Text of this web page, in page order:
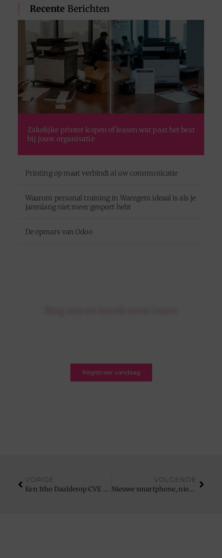
Recente Berichten
Zakelijke printer kopen of leasen wat past het best
bij jouw organisatie
Printing op maat verbindt al uw communicatie
Waarom personal training in Waregem ideaal is als je
jarenlang niet meer gesport hebt
De opmars van Odoo
Registreer vandaag
VORIGE
Een Itho Daalderop CVE S ECO kopen is aan te raden
VOLGENDE
Nieuwe smartphone, nieuw hoesje